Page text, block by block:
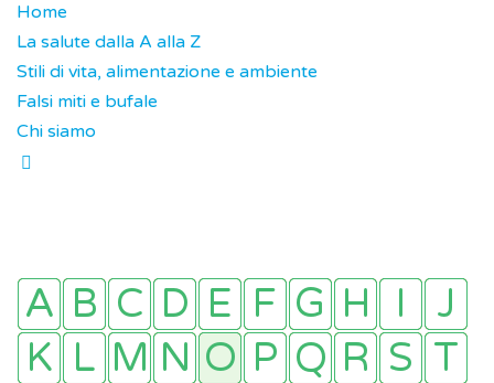
Home
La salute dalla A alla Z
Stili di vita, alimentazione e ambiente
Falsi miti e bufale
Chi siamo